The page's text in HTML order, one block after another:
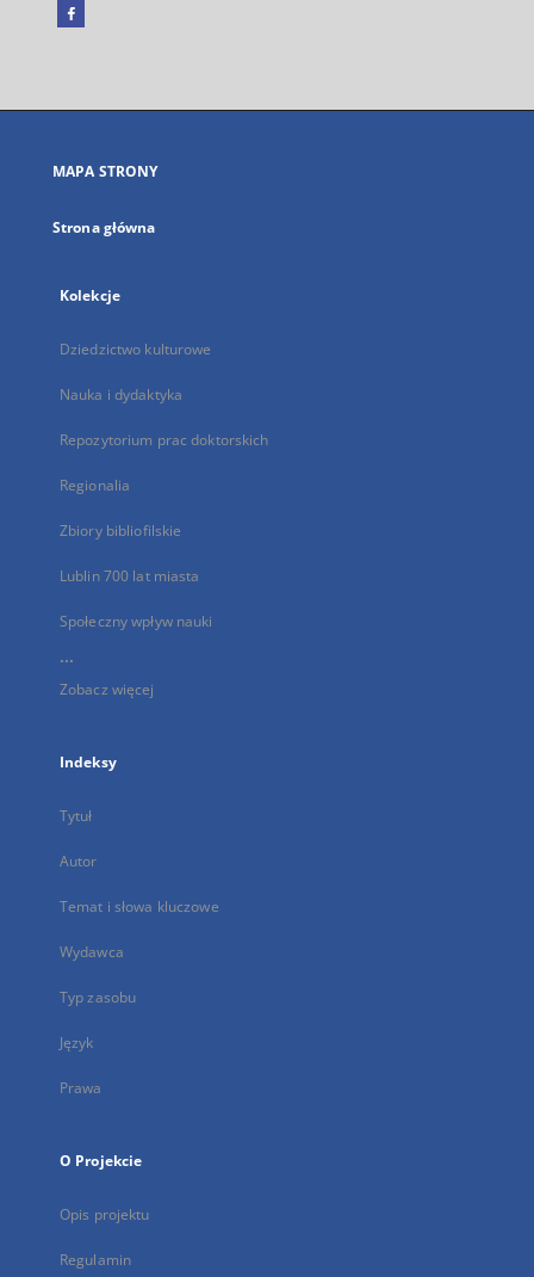
Facebook
się
karcie
MAPA STRONY
Strona główna
Kolekcje
Dziedzictwo kulturowe
Nauka i dydaktyka
Repozytorium prac doktorskich
Regionalia
Zbiory bibliofilskie
Lublin 700 lat miasta
Społeczny wpływ nauki
...
Zobacz więcej
Indeksy
Tytuł
Autor
Temat i słowa kluczowe
Wydawca
Typ zasobu
Język
Prawa
O Projekcie
Opis projektu
Regulamin